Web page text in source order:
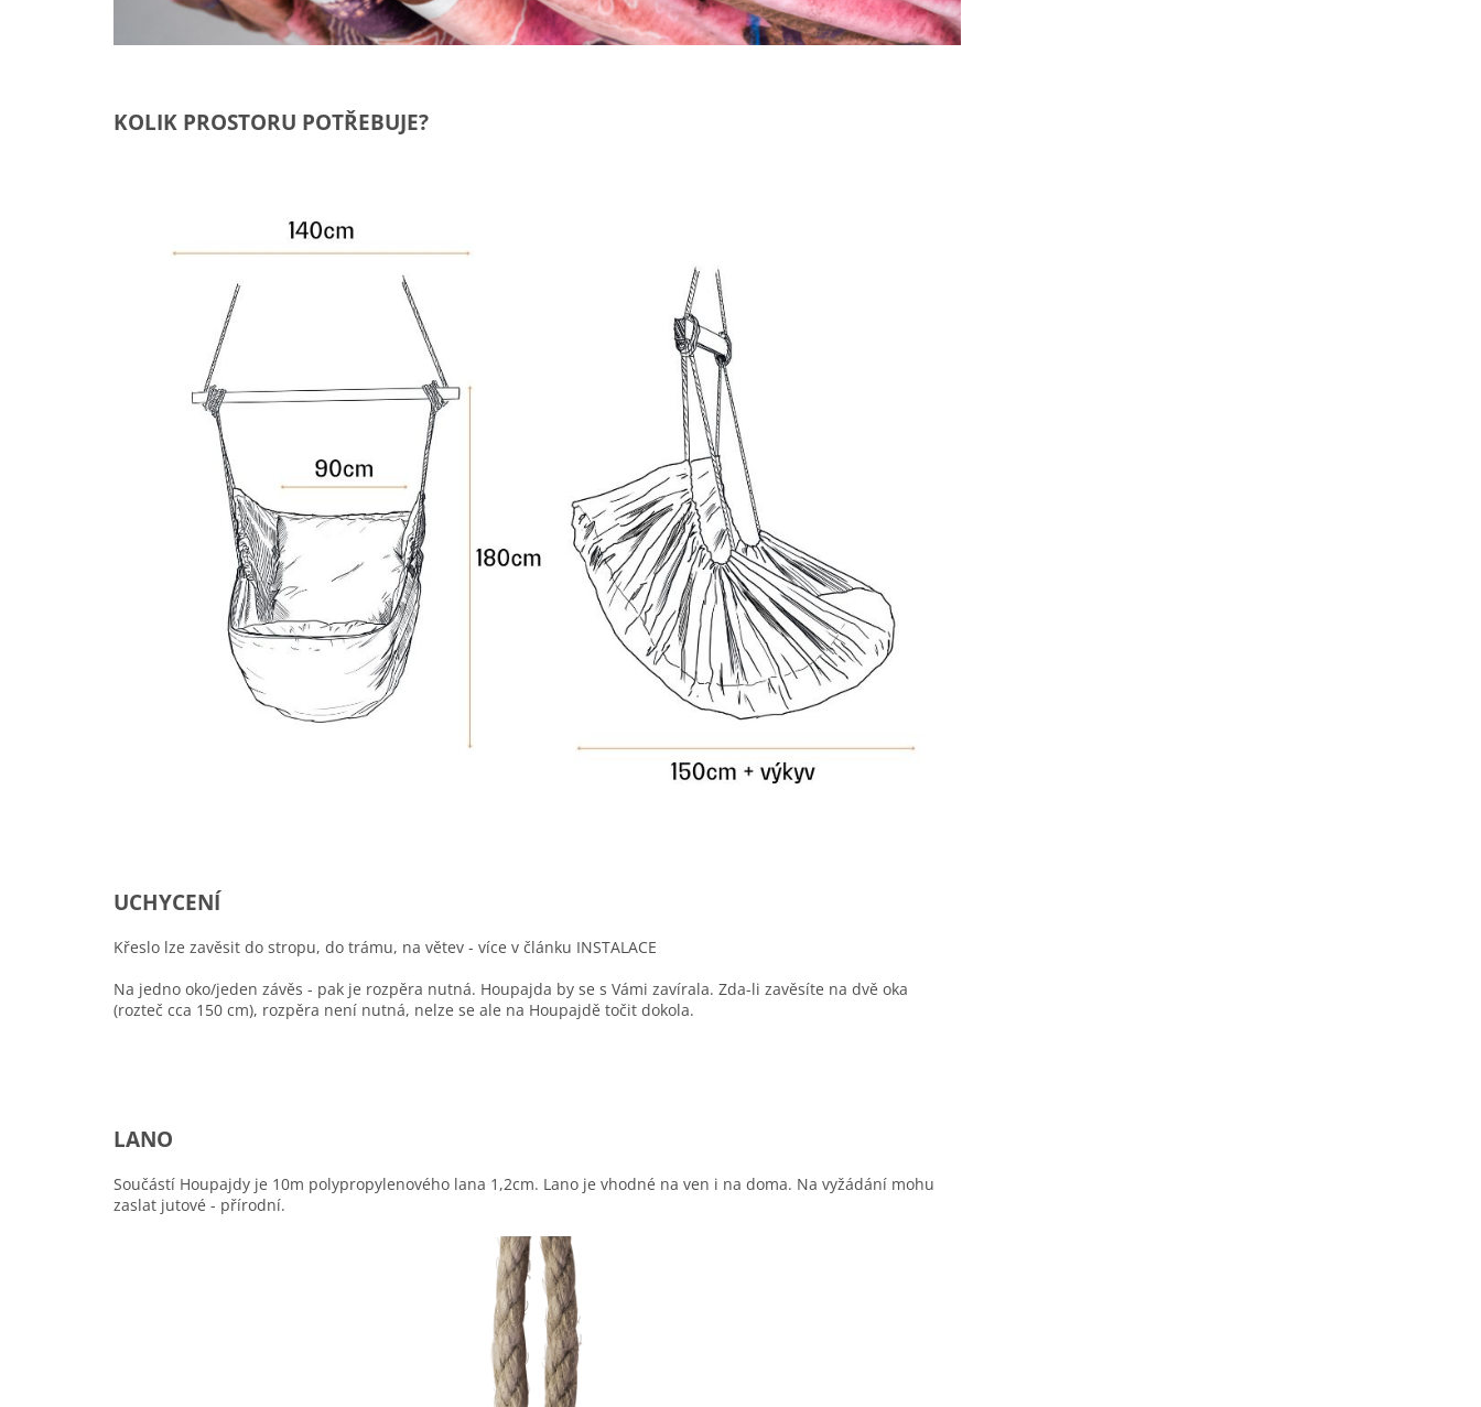
KOLIK PROSTORU POTŘEBUJE?
UCHYCENÍ
Křeslo lze zavěsit do stropu, do trámu, na větev - více v článku INSTALACE
Na jedno oko/jeden závěs - pak je rozpěra nutná. Houpajda by se s Vámi zavírala. Zda-li zavěsíte na dvě oka
(rozteč cca 150 cm), rozpěra není nutná, nelze se ale na Houpajdě točit dokola.
LANO
Součástí Houpajdy je 10m polypropylenového lana 1,2cm. Lano je vhodné na ven i na doma. Na vyžádání mohu
zaslat jutové - přírodní.